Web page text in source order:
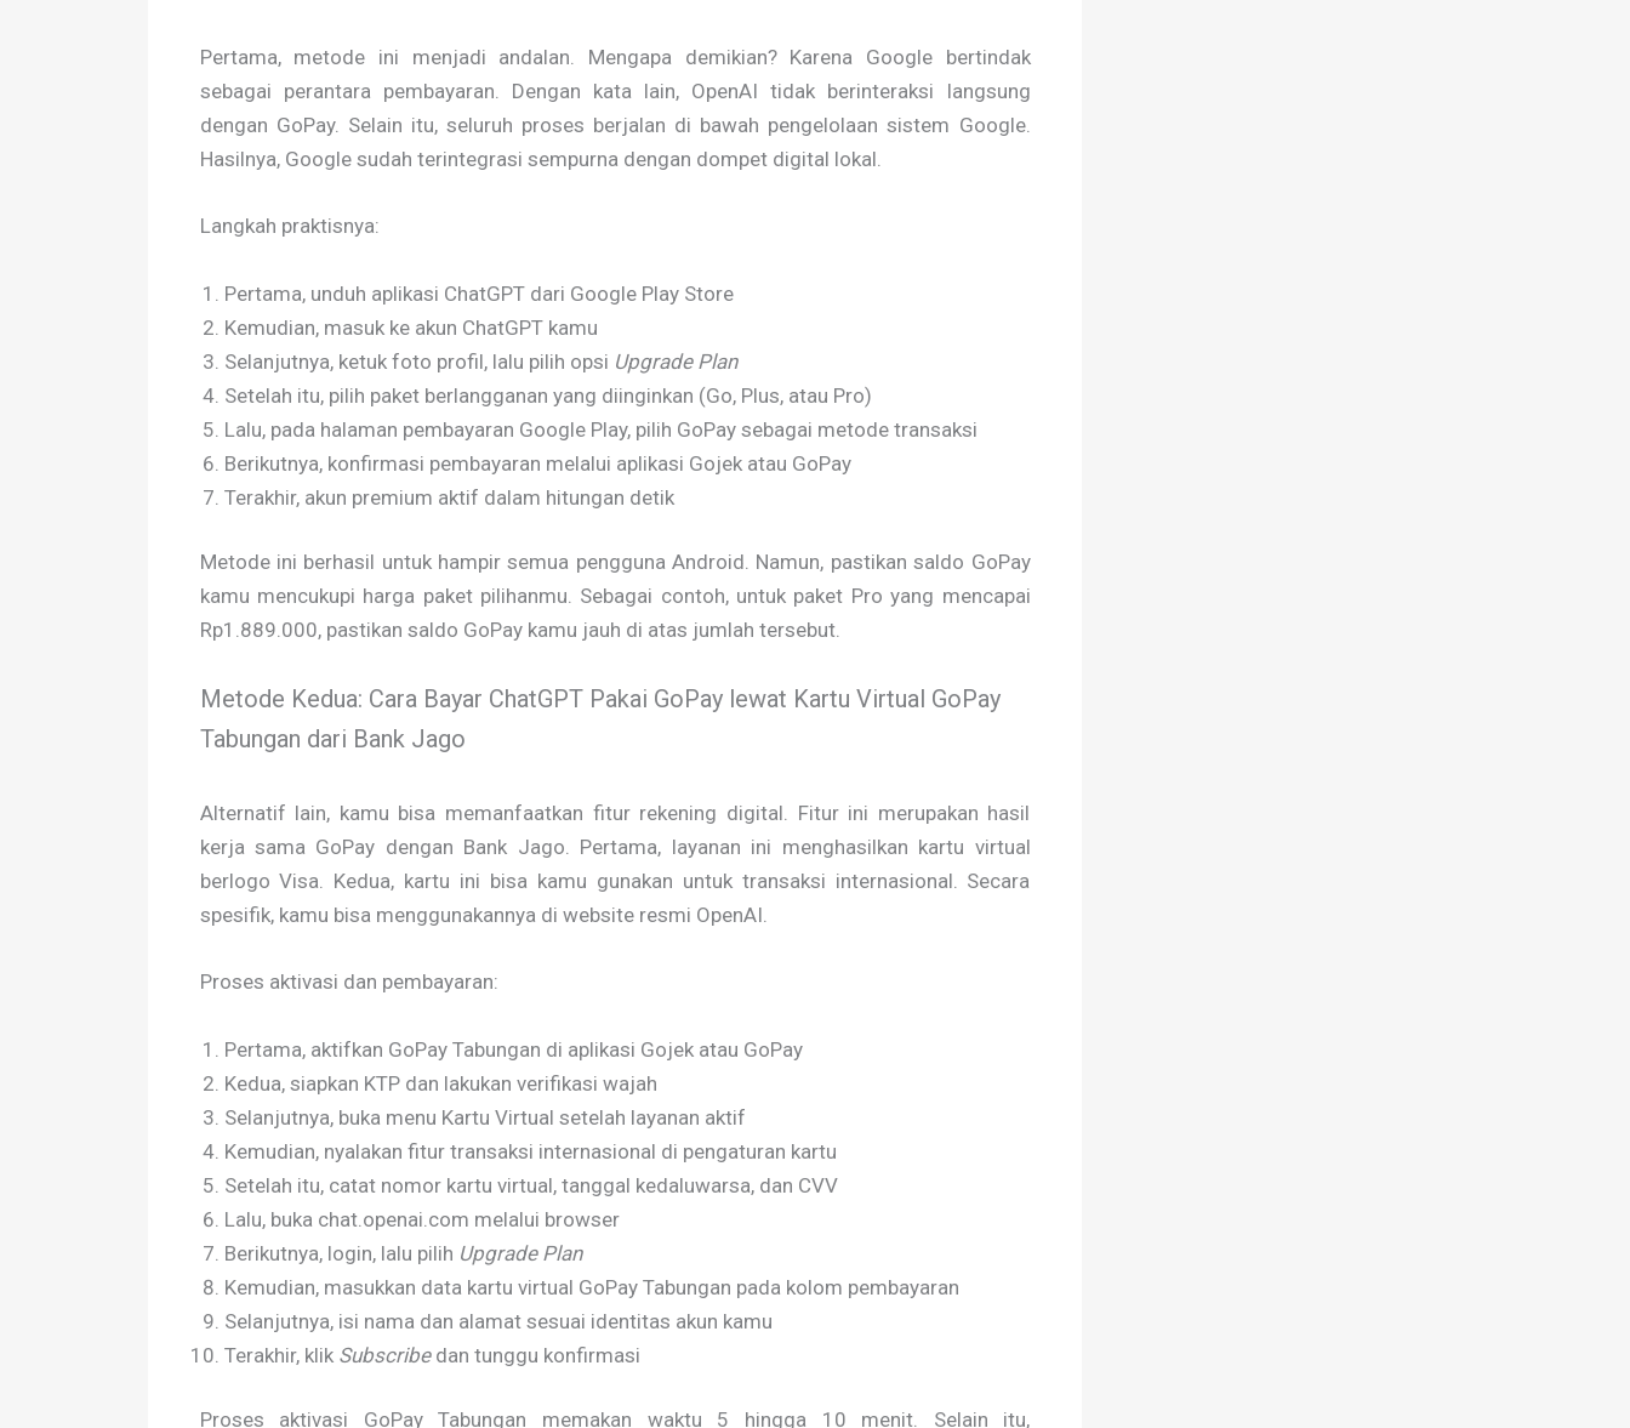
Pertama, metode ini menjadi andalan. Mengapa demikian? Karena Google bertindak
sebagai perantara pembayaran. Dengan kata lain, OpenAI tidak berinteraksi langsung
dengan GoPay. Selain itu, seluruh proses berjalan di bawah pengelolaan sistem Google.
Hasilnya, Google sudah terintegrasi sempurna dengan dompet digital lokal.
Langkah praktisnya:
Pertama, unduh aplikasi ChatGPT dari Google Play Store
Kemudian, masuk ke akun ChatGPT kamu
Selanjutnya, ketuk foto profil, lalu pilih opsi Upgrade Plan
Setelah itu, pilih paket berlangganan yang diinginkan (Go, Plus, atau Pro)
Lalu, pada halaman pembayaran Google Play, pilih GoPay sebagai metode transaksi
Berikutnya, konfirmasi pembayaran melalui aplikasi Gojek atau GoPay
Terakhir, akun premium aktif dalam hitungan detik
Metode ini berhasil untuk hampir semua pengguna Android. Namun, pastikan saldo GoPay
kamu mencukupi harga paket pilihanmu. Sebagai contoh, untuk paket Pro yang mencapai
Rp1.889.000, pastikan saldo GoPay kamu jauh di atas jumlah tersebut.
Metode Kedua: Cara Bayar ChatGPT Pakai GoPay lewat Kartu Virtual GoPay
Tabungan dari Bank Jago
Alternatif lain, kamu bisa memanfaatkan fitur rekening digital. Fitur ini merupakan hasil
kerja sama GoPay dengan Bank Jago. Pertama, layanan ini menghasilkan kartu virtual
berlogo Visa. Kedua, kartu ini bisa kamu gunakan untuk transaksi internasional. Secara
spesifik, kamu bisa menggunakannya di website resmi OpenAI.
Proses aktivasi dan pembayaran:
Pertama, aktifkan GoPay Tabungan di aplikasi Gojek atau GoPay
Kedua, siapkan KTP dan lakukan verifikasi wajah
Selanjutnya, buka menu Kartu Virtual setelah layanan aktif
Kemudian, nyalakan fitur transaksi internasional di pengaturan kartu
Setelah itu, catat nomor kartu virtual, tanggal kedaluwarsa, dan CVV
Lalu, buka chat.openai.com melalui browser
Berikutnya, login, lalu pilih Upgrade Plan
Kemudian, masukkan data kartu virtual GoPay Tabungan pada kolom pembayaran
Selanjutnya, isi nama dan alamat sesuai identitas akun kamu
Terakhir, klik Subscribedan tunggu konfirmasi
Proses aktivasi GoPay Tabungan memakan waktu 5 hingga 10 menit. Selain itu,